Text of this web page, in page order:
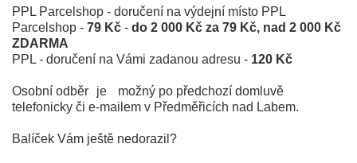
PPL Parcelshop - doručení na výdejní místo PPL
Parcelshop - 79 Kč - do 2 000 Kč za 79 Kč, nad 2 000 Kč
ZDARMA
PPL - doručení na Vámi zadanou adresu - 120 Kč
Osobní odběr je
možný po předchozí domluvě
telefonicky či e-mailem v Předměřicích nad Labem.
Balíček Vám ještě nedorazil?